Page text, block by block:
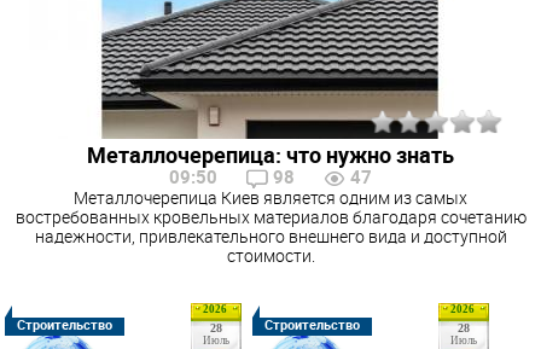
Металлочерепица: что нужно знать
09:50 98 47
Металлочерепица Киев является одним из самых
востребованных кровельных материалов благодаря сочетанию
надежности, привлекательного внешнего вида и доступной
стоимости.
2026
28
Июль
Строительство
2026
28
Июль
Строительство